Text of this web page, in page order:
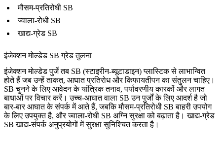
मौसम-प्रतिरोधी SB
ज्वाला-रोधी SB
खाद्य-ग्रेड SB
इंजेक्शन मोल्डेड SB ग्रेड तुलना
इंजेक्शन मोल्डेड पुर्जे तब SB (स्टाइरीन-ब्यूटाडाइन) प्लास्टिक से लाभान्वित
होते हैं जब उन्हें ताकत, आघात प्रतिरोध और किफायतीपन का संतुलन चाहिए।
SB चुनने के लिए आवेदन के यांत्रिक तनाव, पर्यावरणीय कारकों और लागत
बाधाओं पर विचार करें। उच्च-आघात वाला SB उन पुर्जों के लिए आदर्श है जो
बार-बार आघात के संपर्क में आते हैं, जबकि मौसम-प्रतिरोधी SB बाहरी उपयोग
के लिए उपयुक्त है, और ज्वाला-रोधी SB अग्नि सुरक्षा को बढ़ाता है। खाद्य-ग्रेड
SB खाद्य-संपर्क अनुप्रयोगों में सुरक्षा सुनिश्चित करता है।